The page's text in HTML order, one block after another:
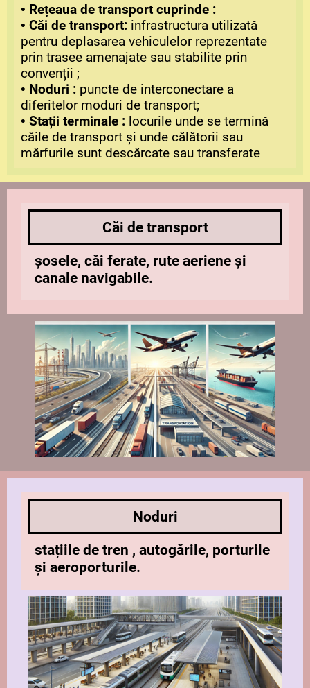
• Rețeaua de transport cuprinde :
• Căi de transport: infrastructura utilizată
pentru deplasarea vehiculelor reprezentate
prin trasee amenajate sau stabilite prin
convenții ;
• Noduri : puncte de interconectare a
diferitelor moduri de transport;
• Stații terminale : locurile unde se termină
căile de transport și unde călătorii sau
mărfurile sunt descărcate sau transferate
Căi de transport
șosele, căi ferate, rute aeriene și
canale navigabile.
Noduri
stațiile de tren , autogările, porturile
și aeroporturile.